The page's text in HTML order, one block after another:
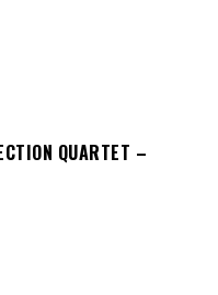
QUARTET –